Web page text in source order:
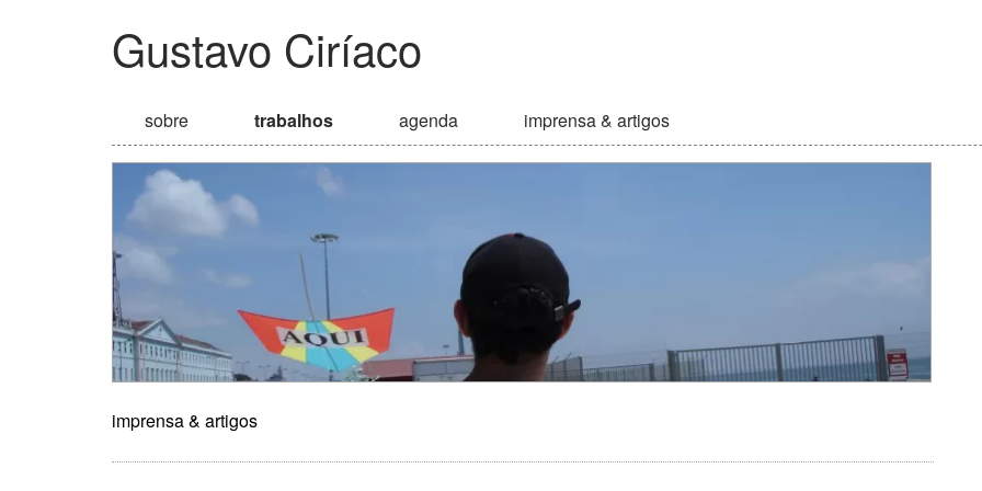
Gustavo Ciríaco
sobre trabalhos agenda imprensa & artigos
imprensa & artigos